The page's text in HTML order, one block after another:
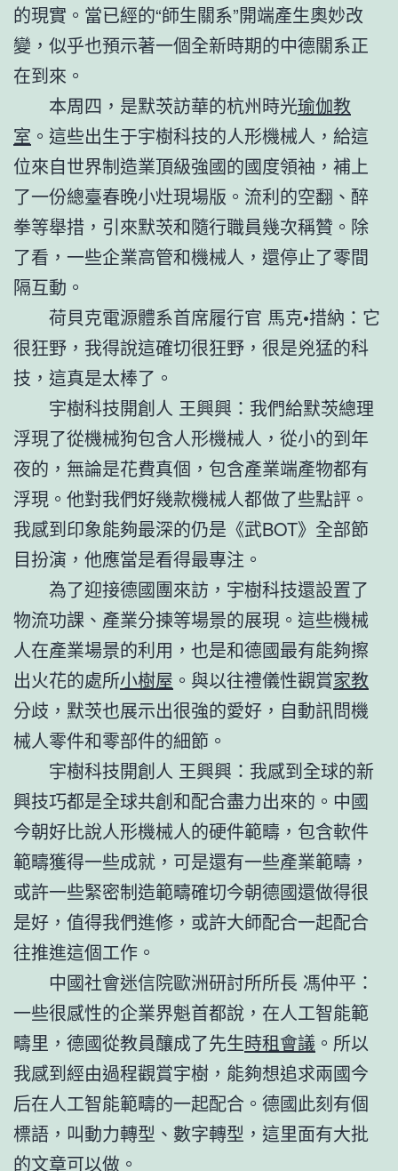
的現實。當已經的“師生關系”開端產生奧妙改
變，似乎也預示著一個全新時期的中德關系正
在到來。
本周四，是默茨訪華的杭州時光瑜伽教
室 。這些出生于宇樹科技的人形機械人，給這
位來自世界制造業頂級強國的國度領袖，補上
了一份總臺春晚小灶現場版。流利的空翻、醉
拳等舉措，引來默茨和隨行職員幾次稱贊。除
了看，一些企業高管和機械人，還停止了零間
隔互動。
荷貝克電源體系首席履行官 馬克•措納：它
很狂野，我得說這確切很狂野，很是兇猛的科
技，這真是太棒了。
宇樹科技開創人 王興興：我們給默茨總理
浮現了從機械狗包含人形機械人，從小的到年
夜的，無論是花費真個，包含產業端產物都有
浮現。他對我們好幾款機械人都做了些點評。
我感到印象能夠最深的仍是《武BOT》全部節
目扮演，他應當是看得最專注。
為了迎接德國團來訪，宇樹科技還設置了
物流功課、產業分揀等場景的展現。這些機械
人在產業場景的利用，也是和德國最有能夠擦
出火花的處所小樹屋 。與以往禮儀性觀賞家教
分歧，默茨也展示出很強的愛好，自動訊問機
械人零件和零部件的細節。
宇樹科技開創人 王興興：我感到全球的新
興技巧都是全球共創和配合盡力出來的。中國
今朝好比說人形機械人的硬件範疇，包含軟件
範疇獲得一些成就，可是還有一些產業範疇，
或許一些緊密制造範疇確切今朝德國還做得很
是好，值得我們進修，或許大師配合一起配合
往推進這個工作。
中國社會迷信院歐洲研討所所長 馮仲平：
一些很感性的企業界魁首都說，在人工智能範
疇里，德國從教員釀成了先生時租會議 。所以
我感到經由過程觀賞宇樹，能夠想追求兩國今
后在人工智能範疇的一起配合。德國此刻有個
標語，叫動力轉型、數字轉型，這里面有大批
的文章可以做。